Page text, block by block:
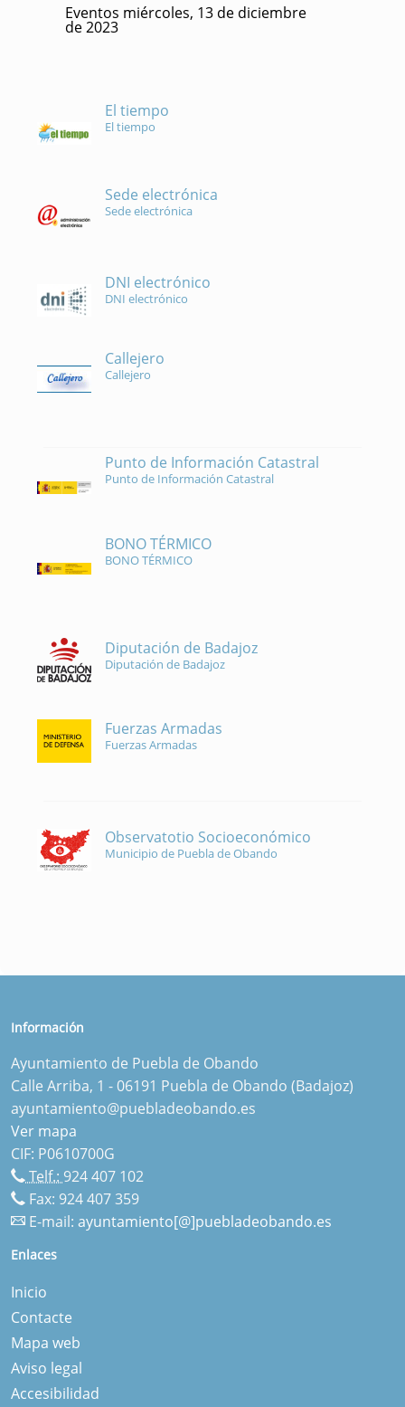
Eventos miércoles, 13 de diciembre
de 2023
El tiempo
El tiempo
Sede electrónica
Sede electrónica
DNI electrónico
DNI electrónico
Callejero
Callejero
Punto de Información Catastral
Punto de Información Catastral
BONO TÉRMICO
BONO TÉRMICO
Diputación de Badajoz
Diputación de Badajoz
Fuerzas Armadas
Fuerzas Armadas
Observatotio Socioeconómico
Municipio de Puebla de Obando
Información
Ayuntamiento de Puebla de Obando
Calle Arriba, 1 - 06191 Puebla de Obando (Badajoz)
ayuntamiento@puebladeobando.es
Ver mapa
CIF: P0610700G
Telf.: 924 407 102
Fax: 924 407 359
E-mail: ayuntamiento[@]puebladeobando.es
Enlaces
Inicio
Contacte
Mapa web
Aviso legal
Accesibilidad